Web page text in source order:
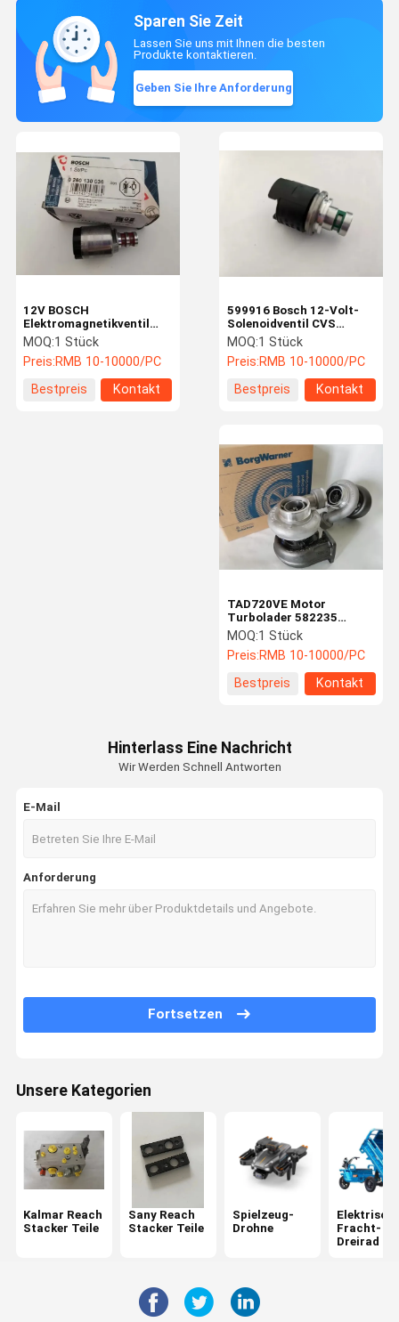
Zu Hause
Rechtssach
Fordern Sie
Kalmar Reach Stacker Teile
Sany Reach Stacker Teile
Sparen Sie Zeit
Lassen Sie uns mit Ihnen die besten
Produkte kontaktieren.
Geben Sie Ihre Anforderung
599916 Bosch 12-Volt-
Solenoidventil CVS
Ferrari Reichweite
Stapler Teile
MOQ:1 Stück
Preis:RMB 10-10000/PC
Bestpreis
Kontakt
12V BOSCH
Elektromagnetikventil
0260130036 15TE17312
Dauerbau
MOQ:1 Stück
Preis:RMB 10-10000/PC
Bestpreis
Kontakt
TAD720VE Motor
Turbolader 582235
Reichweite Stapler Teile
fortgeschritten
MOQ:1 Stück
Preis:RMB 10-10000/PC
Bestpreis
Kontakt
Hinterlass Eine Nachricht
Wir Werden Schnell Antworten
E-Mail
Anforderung
Fortsetzen
Unsere Kategorien
Kalmar Reach
Stacker Teile
Sany Reach
Stacker Teile
Spielzeug-
Drohne
Fracht-
Dreirad